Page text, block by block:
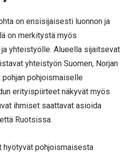
on ensisijaisesti luonnon ja
on merkitystä myös
yhteistyölle. Alueella sijaitsevat
yhteistyön Suomen, Norjan
pohjan pohjoismaiselle
erityispiirteet näkyvät myös
ihmiset saattavat asioida
Ruotsissa.
hyötyvät pohjoismaisesta